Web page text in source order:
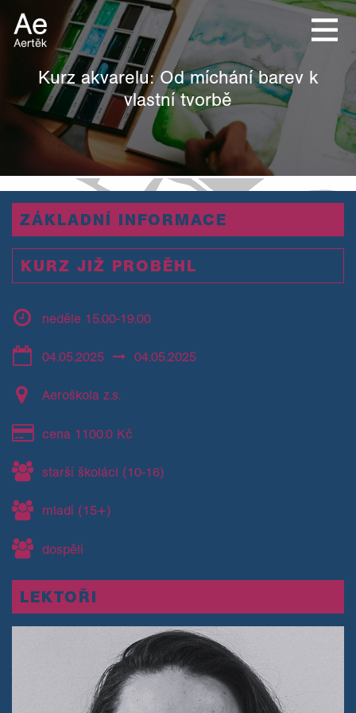
Kurz akvarelu: Od míchání barev k
vlastní tvorbě
ZÁKLADNÍ INFORMACE
KURZ JIŽ PROBĚHL
neděle 15.00-19.00
04.05.2025 04.05.2025
Aeroškola z.s.
cena 1100.0 Kč
starší školáci (10-16)
mladí (15+)
dospělí
LEKTOŘI